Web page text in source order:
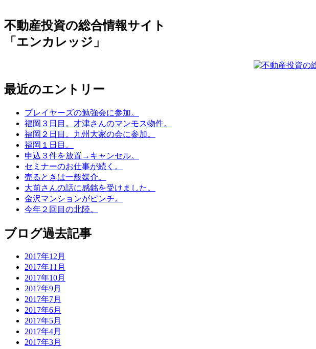
不動産投資の総合情報サイト
「エンカレッジ」
最近のエントリー
プレイヤーズの勉強会に参加。
福岡３日目。才津さんのマンモス物件。
福岡２日目。九州大家の会に参加。
福岡１日目。
申込３件を放置→キャンセル。
セミナーのお仕事が続く。
売るときは一般媒介。
大前さんの話に感銘を受けました。
金沢マンションがピンチ。
今年２回目の北陸。
ブログ過去記事
2017年12月
2017年11月
2017年10月
2017年9月
2017年7月
2017年6月
2017年5月
2017年4月
2017年3月